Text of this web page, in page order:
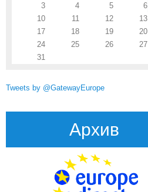
3
4 5 6
10
11 12 13
17
18 19 20
24
25 26 27
31
Tweets by @GatewayEurope
Архив